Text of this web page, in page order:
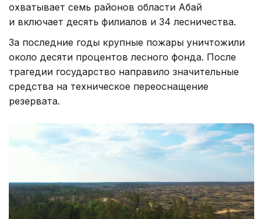
охватывает семь районов области Абай
и включает десять филиалов и 34 лесничества.
За последние годы крупные пожары уничтожили
около десяти процентов лесного фонда. После
трагедии государство направило значительные
средства на техническое переоснащение
резервата.